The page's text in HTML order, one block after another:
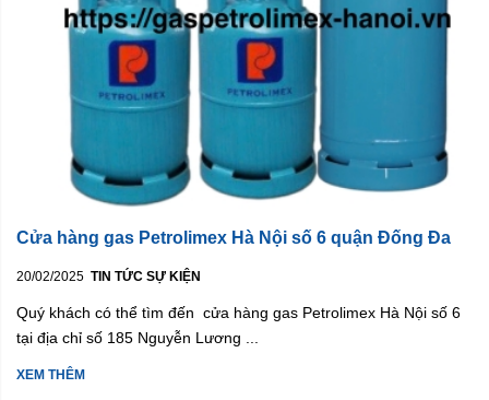
Cửa hàng gas Petrolimex Hà Nội số 6 quận Đống Đa
20/02/2025 TIN TỨC SỰ KIỆN
Quý khách có thể tìm đến cửa hàng gas Petrolimex Hà Nội số 6
tại địa chỉ số 185 Nguyễn Lương ...
XEM THÊM